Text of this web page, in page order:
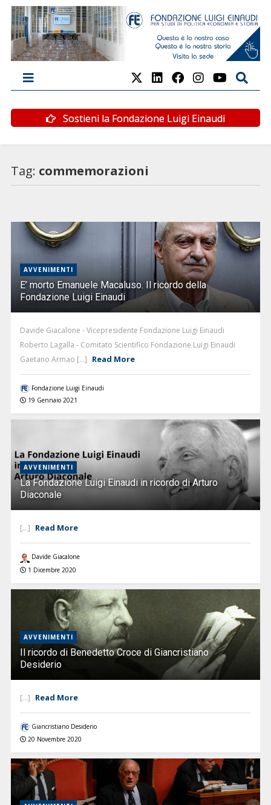
Sostieni la Fondazione Luigi Einaudi
Tag: commemorazioni
AVVENIMENTI
E’ morto Emanuele Macaluso. Il ricordo della
Fondazione Luigi Einaudi
Davide Giacalone - Vicepresidente Fondazione Luigi Einaudi
Roberto Lagalla - Comitato Scientifico Fondazione Luigi Einaudi
Gaetano Armao [...] Read More
Fondazione Luigi Einaudi
19 Gennaio 2021
AVVENIMENTI
La Fondazione Luigi Einaudi in ricordo di Arturo
Diaconale
[...] Read More
Davide Giacalone
1 Dicembre 2020
AVVENIMENTI
Il ricordo di Benedetto Croce di Giancristiano
Desiderio
[...] Read More
Giancristiano Desiderio
20 Novembre 2020